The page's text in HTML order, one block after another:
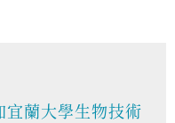
蘭大學生物技術